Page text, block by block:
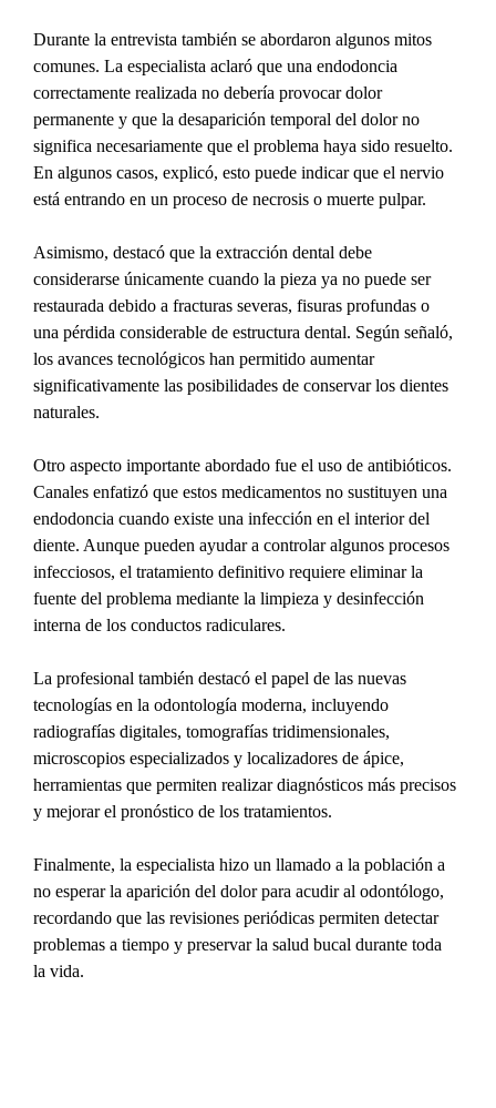
Durante la entrevista también se abordaron algunos mitos
comunes. La especialista aclaró que una endodoncia
correctamente realizada no debería provocar dolor
permanente y que la desaparición temporal del dolor no
significa necesariamente que el problema haya sido resuelto.
En algunos casos, explicó, esto puede indicar que el nervio
está entrando en un proceso de necrosis o muerte pulpar.
Asimismo, destacó que la extracción dental debe
considerarse únicamente cuando la pieza ya no puede ser
restaurada debido a fracturas severas, fisuras profundas o
una pérdida considerable de estructura dental. Según señaló,
los avances tecnológicos han permitido aumentar
significativamente las posibilidades de conservar los dientes
naturales.
Otro aspecto importante abordado fue el uso de antibióticos.
Canales enfatizó que estos medicamentos no sustituyen una
endodoncia cuando existe una infección en el interior del
diente. Aunque pueden ayudar a controlar algunos procesos
infecciosos, el tratamiento definitivo requiere eliminar la
fuente del problema mediante la limpieza y desinfección
interna de los conductos radiculares.
La profesional también destacó el papel de las nuevas
tecnologías en la odontología moderna, incluyendo
radiografías digitales, tomografías tridimensionales,
microscopios especializados y localizadores de ápice,
herramientas que permiten realizar diagnósticos más precisos
y mejorar el pronóstico de los tratamientos.
Finalmente, la especialista hizo un llamado a la población a
no esperar la aparición del dolor para acudir al odontólogo,
recordando que las revisiones periódicas permiten detectar
problemas a tiempo y preservar la salud bucal durante toda
la vida.